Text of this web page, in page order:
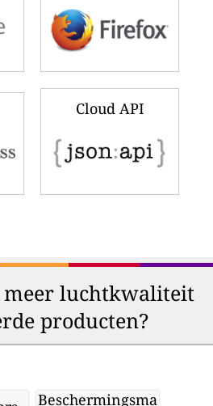
Cloud API
meer luchtkwaliteit
producten?
Beschermingsmaskers